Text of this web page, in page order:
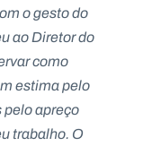
o gesto do
ao Diretor do
como
estima pelo
pelo apreço
trabalho. O